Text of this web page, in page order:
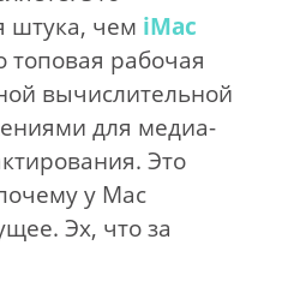
штука, чем iMac
топовая рабочая
вычислительной
для медиа-
Это
у Mac
Эх, что за